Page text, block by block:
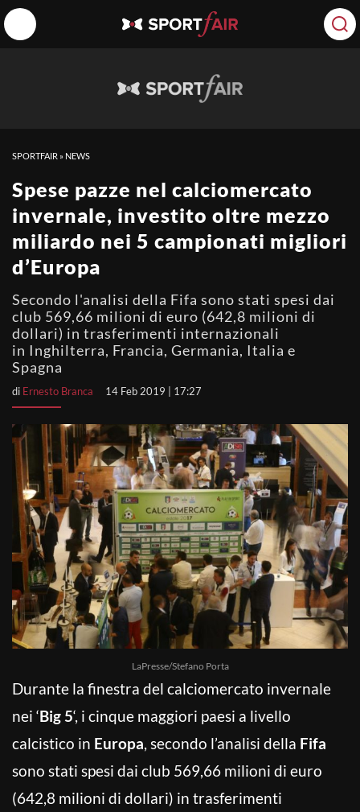
SPORTFAIR » NEWS
Spese pazze nel calciomercato
invernale, investito oltre mezzo
miliardo nei 5 campionati migliori
d’Europa
Secondo l'analisi della Fifa sono stati spesi dai
club 569,66 milioni di euro (642,8 milioni di
dollari) in trasferimenti internazionali
in Inghilterra, Francia, Germania, Italia e
Spagna
di Ernesto Branca 14 Feb 2019 | 17:27
LaPresse/Stefano Porta
Durante la finestra del calciomercato invernale
nei ‘Big 5‘, i cinque maggiori paesi a livello
calcistico in Europa, secondo l’analisi della Fifa
sono stati spesi dai club 569,66 milioni di euro
(642,8 milioni di dollari) in trasferimenti